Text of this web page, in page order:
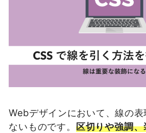
Webデザインにおいて、線の表
ないものです。 区切りや強調